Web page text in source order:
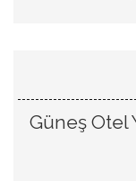
Güneş Otel